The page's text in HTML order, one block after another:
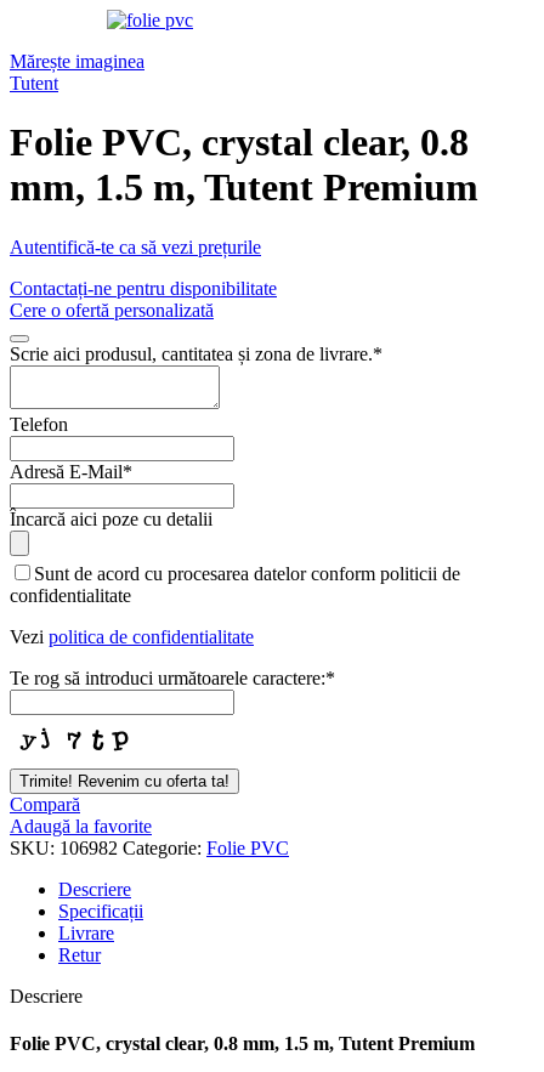
Mărește imaginea
Tutent
Folie PVC, crystal clear, 0.8
mm, 1.5 m, Tutent Premium
Autentifică-te ca să vezi prețurile
Contactați-ne pentru disponibilitate
Cere o ofertă personalizată
Scrie aici produsul, cantitatea și zona de livrare.*
Telefon
Adresă E-Mail*
Încarcă aici poze cu detalii
Sunt de acord cu procesarea datelor conform politicii de
confidentialitate
Vezi politica de confidentialitate
Te rog să introduci următoarele caractere:*
Email*
Trimite! Revenim cu oferta ta!
Compară
Adaugă la favorite
SKU: 106982 Categorie: Folie PVC
Descriere
Specificații
Livrare
Retur
Descriere
Folie PVC, crystal clear, 0.8 mm, 1.5 m, Tutent Premium